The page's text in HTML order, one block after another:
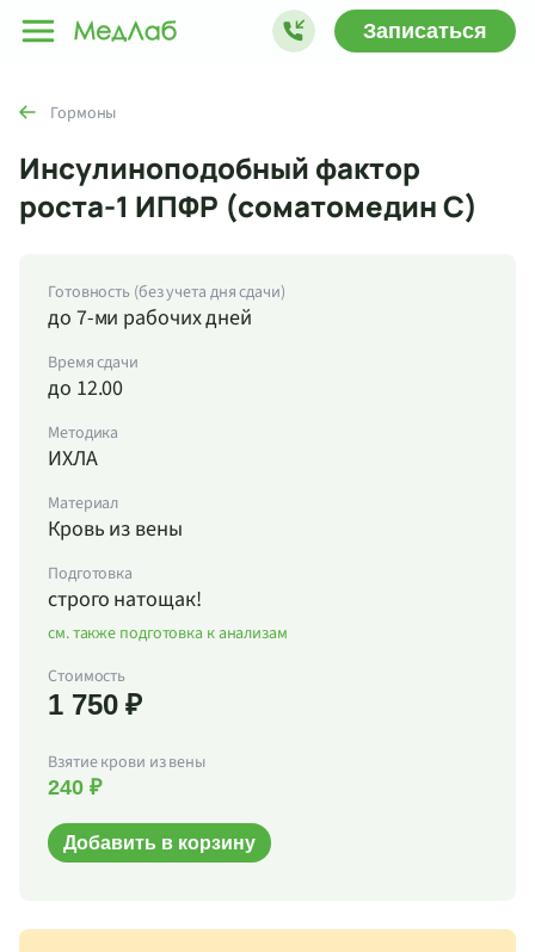
Записаться
Гормоны
Инсулиноподобный фактор
роста-1 ИПФР (соматомедин С)
Готовность (без учета дня сдачи)
до 7-ми рабочих дней
Время сдачи
до 12.00
Методика
ИХЛА
Материал
Кровь из вены
Подготовка
строго натощак!
см. также подготовка к анализам
Стоимость
1 750 ₽
Взятие крови из вены
240 ₽
Добавить в корзину